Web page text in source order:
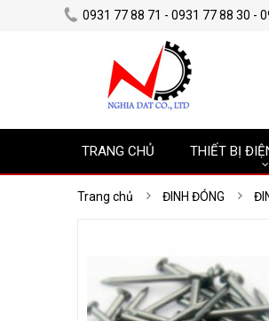
0931 77 88 71 - 0931 77 88 30 -
TRANG CHỦ THIẾT BỊ
Trang chủ ĐINH ĐÓNG